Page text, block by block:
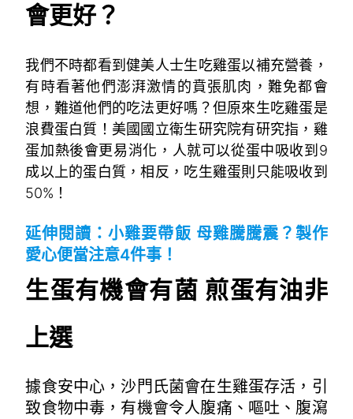
會更好？
我們不時都看到健美人士生吃雞蛋以補充營養，
有時看著他們澎湃激情的賁張肌肉，難免都會
想，難道他們的吃法更好嗎？但原來生吃雞蛋是
浪費蛋白質！美國國立衛生研究院有研究指，雞
蛋加熱後會更易消化，人就可以從蛋中吸收到9
成以上的蛋白質，相反，吃生雞蛋則只能吸收到
50%！
延伸閱讀：小雞要帶飯 母雞騰騰震？製作
愛心便當注意4件事！
生蛋有機會有菌 煎蛋有油非
上選
據食安中心，沙門氏菌會在生雞蛋存活，引
致食物中毒，有機會令人腹痛、嘔吐、腹瀉